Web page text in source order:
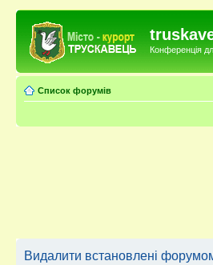
Конференція
Список форумів
Видалити встановлені